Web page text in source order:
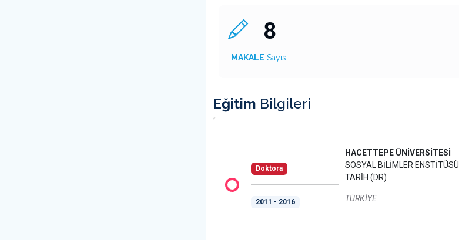
8
MAKALE Sayısı
Eğitim Bilgileri
Doktora
2011 - 2016
HACETTEPE ÜNİVERSİTESİ
SOSYAL BİLİMLER ENSTİTÜSÜ
TARİH (DR)
TÜRKİYE